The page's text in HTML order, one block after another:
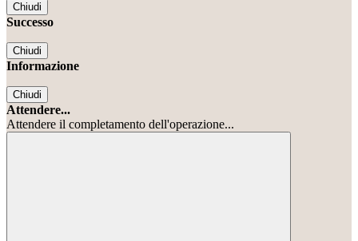
Chiudi
Successo
Chiudi
Informazione
Chiudi
Attendere...
Attendere il completamento dell'operazione...